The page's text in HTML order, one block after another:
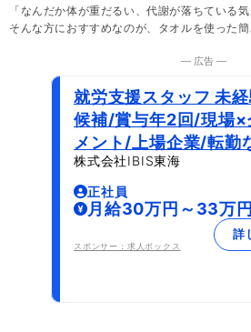
「なんだか体が重だるい、代謝が落ちている
そんな方におすすめなのが、タオルを使った
― 広告 ―
就労支援スタッフ 未
候補/賞与年2回/現場×
メント/上場企業/転勤
株式会社IBIS東海
正社員
月給30万円～33万円
スポンサー：求人ボックス
詳